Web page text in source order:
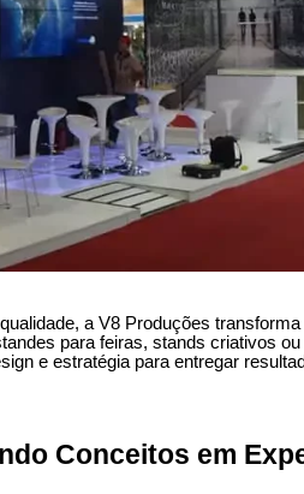
a V8 Produções
para feiras, stands criativos
e estratégia para entregar
Conceitos em